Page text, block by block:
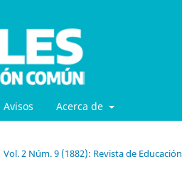
Avisos Acerca de
Vol. 2 Núm. 9 (1882): Revista de Educación